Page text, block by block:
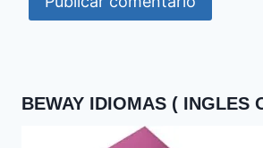
BEWAY IDIOMAS ( INGLES